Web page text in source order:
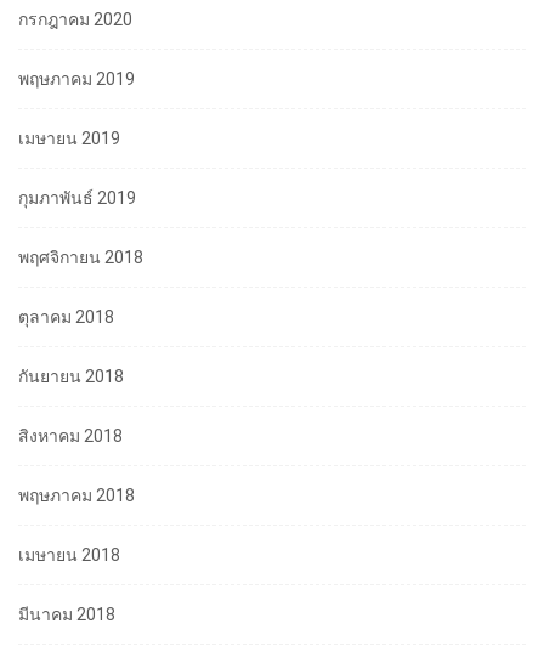
กรกฎาคม 2020
พฤษภาคม 2019
เมษายน 2019
กุมภาพันธ์ 2019
พฤศจิกายน 2018
ตุลาคม 2018
กันยายน 2018
สิงหาคม 2018
พฤษภาคม 2018
เมษายน 2018
มีนาคม 2018